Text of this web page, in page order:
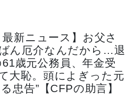
最新ニュース】お父さ
ん厄介なんだから…退
歳元公務員、年金受
大恥。頭によぎった元
忠告”【CFPの助言】